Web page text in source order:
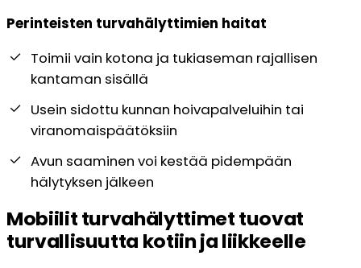
Perinteisten turvahälyttimien haitat
Toimii vain kotona ja tukiaseman rajallisen
kantaman sisällä
Usein sidottu kunnan hoivapalveluihin tai
viranomaispäätöksiin
Avun saaminen voi kestää pidempään
hälytyksen jälkeen
Mobiilit turvahälyttimet tuovat
turvallisuutta kotiin ja liikkeelle